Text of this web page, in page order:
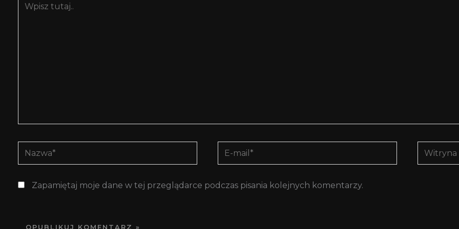
tutaj..
Nazwa*
E-
mail*
Witryna
Zapamiętaj moje dane w tej przeglądarce podczas pisania kolejnych komentarzy.